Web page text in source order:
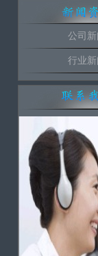
公司新
行业新